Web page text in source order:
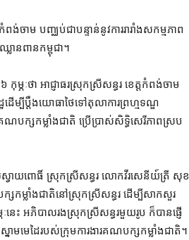
ង់ចាម បញ្ឈប់​ជាបន្ទាន់​នូវ​ការរារាំង​សកម្មភាព​
ានពាន​កម្ពុជា។
ភៈ​ថា អាជ្ញាធរ​ស្រុក​ស្រីសន្ធរ ខេត្ត​កំពង់ចាម
ដើម្បី​ប្តឹង​យោធា​ថៃ​ទៅ​តុលាការ​ព្រហ្មទណ្ឌ​
បក្ស​កម្លាំង​ជាតិ ប្រើប្រាស់​សិទ្ធិ​សេរីភាព​ស្រប​
វាយពោធិ៍ ស្រុក​ស្រីសន្ធរ លោក​វីរសេនីយ៍ត្រី សុខ
កម្លាំង​ជាតិ​នៅ​ស្រុក​ស្រី​សន្ធរ ដើម្បី​សាកសួរ​
នេះ អភិបាលរង​ស្រុក​ស្រី​សន្ធរ​មួយ​រូប ក៏បាន​ផ្ញើ​
នាម​មេដៃ​របស់​ក្រុមការងារ​គណបក្ស​កម្លាំង​ជាតិ។